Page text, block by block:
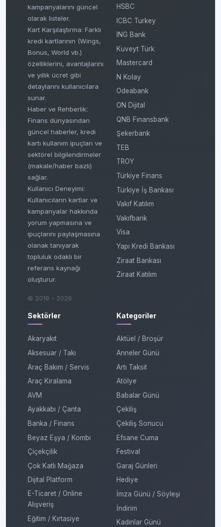
kampanyalarını güncel
olarak listeler.
Kart Karşılaştırma: Farklı
kredi kartlarının (Wings,
Bonus, World vb.)
özelliklerini, avantajlarını
ve yıllık ücret gibi
detaylarını kullanıcılara
sunar.
Haber ve Rehberlik:
Finans dünyasından
güncel haberler, kredi
kartı kullanım ipuçları ve
sektörel bilgilendirmeler
(makale/haber bazlı)
sağlar.
Kullanıcı Deneyimi:
Kullanıcıların kartlar ve
kampanyalar hakkında
yorum yapmasına ve
ipuçlarını paylaşmasına
olanak tanıyarak
topluluk odaklı bir
referans kaynağı
oluşturur.
© 2018 - 2026
HSBC
ICBC Turkey
ING Bank
Kuveyt Türk
Mastercard
N Kolay
Odeabank
ON Dijital
QNB Finansbank
Şekerbank
TEB
TROY
Türkiye Finans
Türkiye İş Bankası
Vakıf Katılım
Vakıfbank
Visa
Yapı Kredi Bankası
Ziraat Bankası
Ziraat Katılım
Sektörler
Akaryakıt
Aksesuar / Takı
Araç Bakım / Servis
Araç Kiralama
AVM
Ayakkabı / Çanta
Banka / Finans
Beyaz Eşya / Kombi
Çiçekçilik
Çok Katlı Mağaza
Dijital Platform
E-Ticaret / Online
Alışveriş
Eğitim / Kırtasiye
Kategoriler
Aktüel / Broşür
Anneler Günü
Artı Taksit
Atölye
Babalar Günü
Çekiliş
Çekiliş Sonucu
Efsane Cuma
Festival
Garaj Günleri
Hediye
İmza Günü / Söyleşi
İndirim
Kadınlar Günü